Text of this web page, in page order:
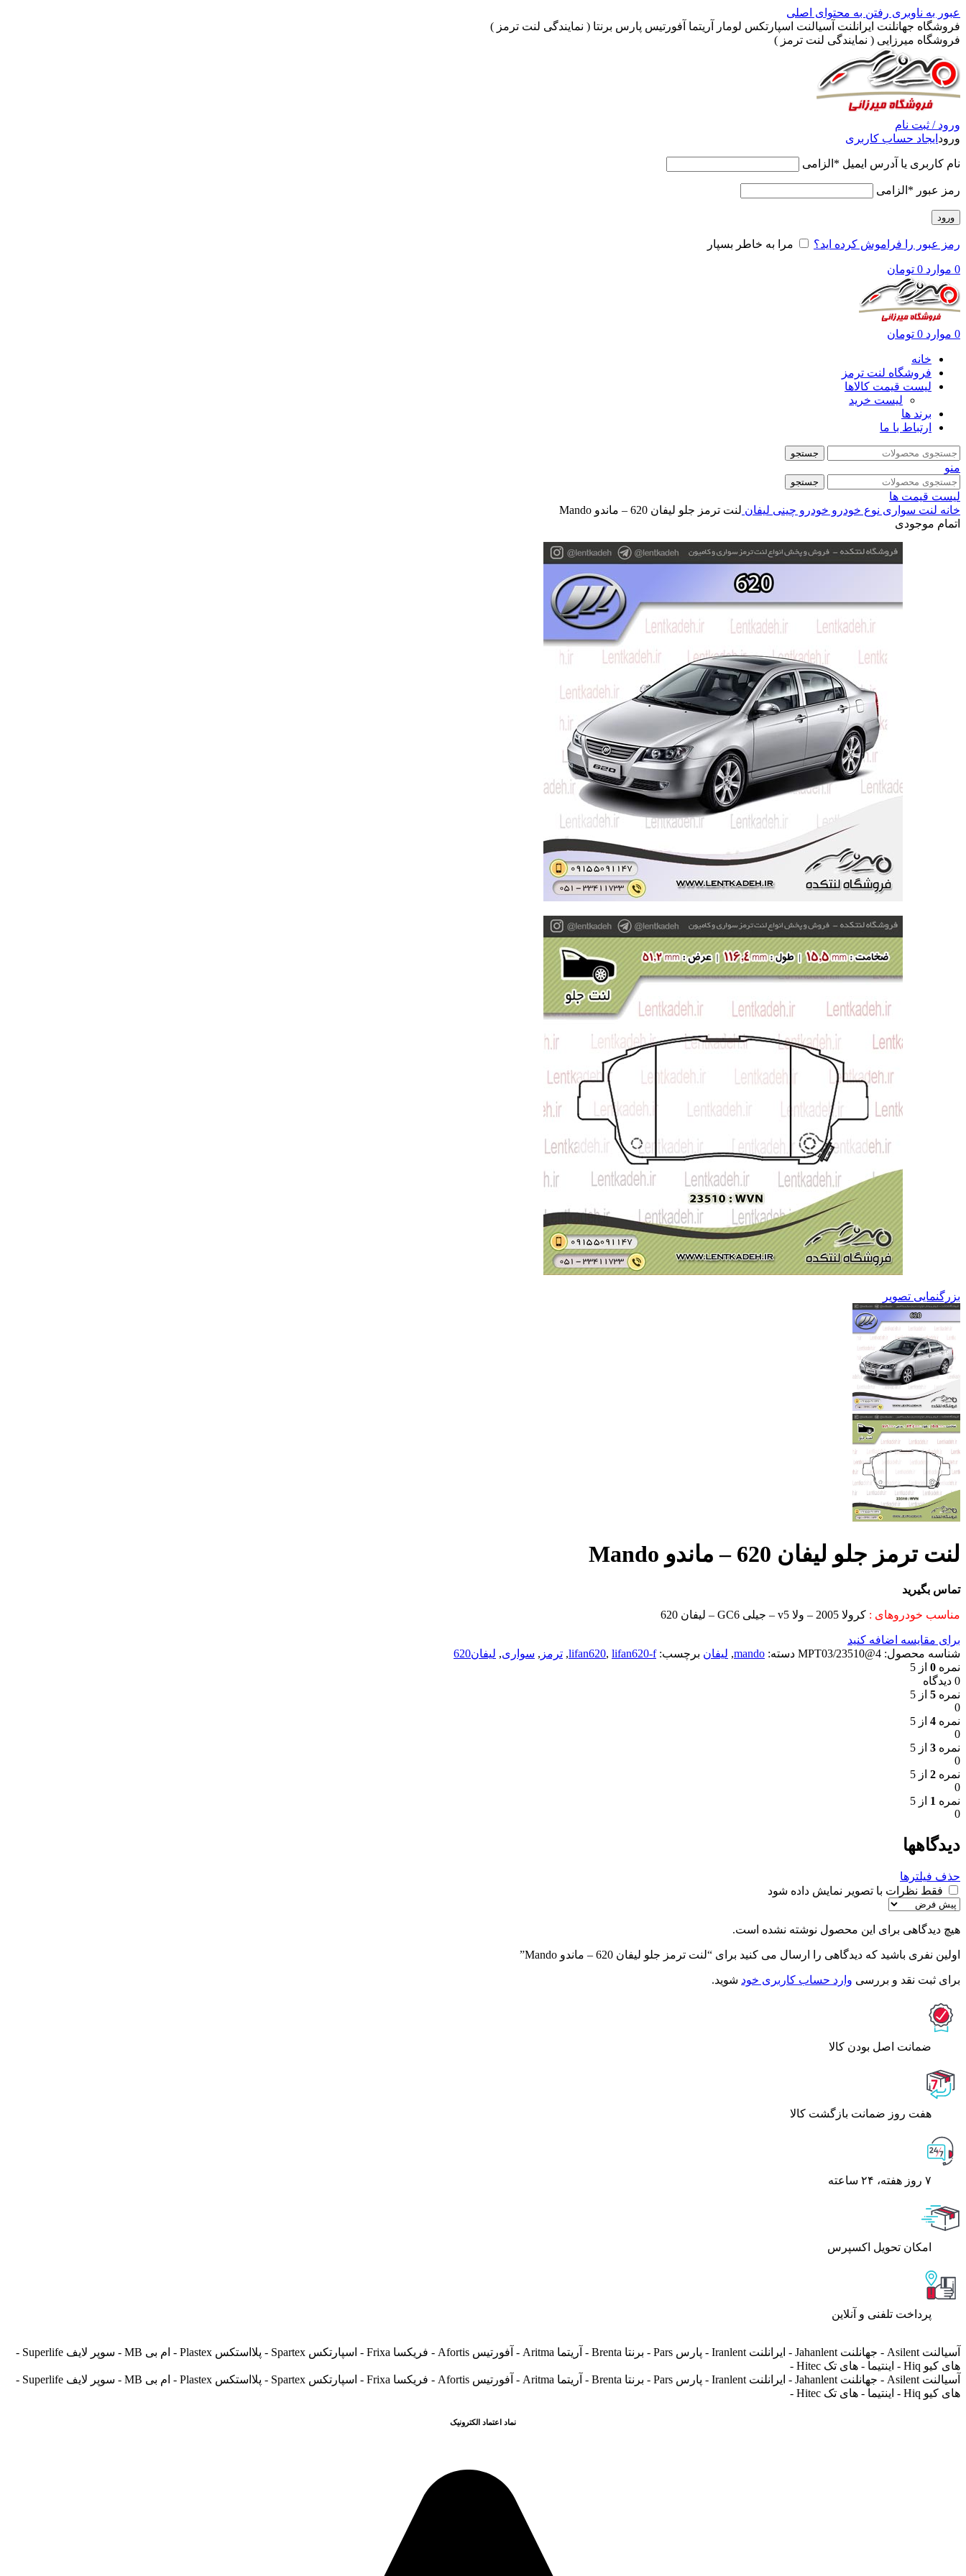
عبور به ناوبری رفتن به محتوای اصلی
فروشگاه جهانلنت ایرانلنت آسیالنت اسپارتکس لومار آریتما آفورتیس پارس برنتا ( نمایندگی لنت ترمز )
فروشگاه میرزایی ( نمایندگی لنت ترمز )
ورود / ثبت نام
ورود ایجاد حساب کاربری
نام کاربری یا آدرس ایمیل * الزامی
رمز عبور * الزامی
ورود
رمز عبور را فراموش کرده اید؟ مرا به خاطر بسپار
0 موارد 0 تومان
0 موارد 0 تومان
خانه
فروشگاه لنت ترمز
لیست قیمت کالاها
لیست خرید
برند ها
ارتباط با ما
جستجو
منو
جستجو
لیست قیمت ها
خانه لنت سواری نوع خودرو خودرو چینی لیفان لنت ترمز جلو لیفان 620 – ماندو Mando
اتمام موجودی
بزرگنمایی تصویر
لنت ترمز جلو لیفان 620 – ماندو Mando
تماس بگیرید
مناسب خودروهای : کرولا 2005 – ولا v5 – جیلی GC6 – لیفان 620
برای مقایسه اضافه کنید
شناسه محصول: 4@MPT03/23510 دسته: mando
, لیفان برچسب: lifan620, lifan620-f
, ترمز , سواری, لیفان620
نمره 0 از 5
0 دیدگاه
نمره 5 از 5
0
نمره 4 از 5
0
نمره 3 از 5
0
نمره 2 از 5
0
نمره 1 از 5
0
دیدگاهها
حذف فیلترها
فقط نظرات با تصویر نمایش داده شود
هیچ دیدگاهی برای این محصول نوشته نشده است.
اولین نفری باشید که دیدگاهی را ارسال می کنید برای “لنت ترمز جلو لیفان 620 – ماندو Mando”
برای ثبت نقد و بررسی وارد حساب کاربری خود شوید.
ﺿﻤﺎﻧﺖ اﺻﻞ ﺑﻮدن ﮐﺎﻟﺎ
هفت روز ضمانت بازگشت کالا
۷ روز ﻫﻔﺘﻪ، ۲۴ ﺳﺎﻋﺘﻪ
اﻣﮑﺎن ﺗﺤﻮﯾﻞ اﮐﺴﭙﺮس
پرداخت تلفنی و آنلاین
آسیالنت Asilent - جهانلنت Jahanlent - ایرانلنت Iranlent - پارس Pars - برنتا Brenta - آریتما Aritma - آفورتیس Afortis - فریکسا Frixa - اسپارتکس Spartex - پلااستکس Plastex - ام بی MB - سوپر لایف Superlife -
های کیو Hiq - اینتیما - های تک Hitec -
آسیالنت Asilent - جهانلنت Jahanlent - ایرانلنت Iranlent - پارس Pars - برنتا Brenta - آریتما Aritma - آفورتیس Afortis - فریکسا Frixa - اسپارتکس Spartex - پلااستکس Plastex - ام بی MB - سوپر لایف Superlife -
های کیو Hiq - اینتیما - های تک Hitec -
نماد اعتماد الکترونیک